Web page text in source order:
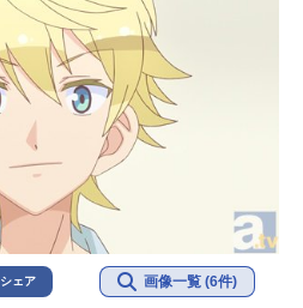
シェア 画像一覧 (6件)